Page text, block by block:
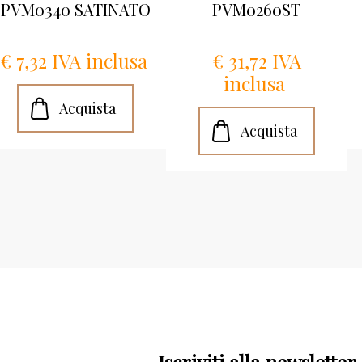
PVM0340 SATINATO
€ 7,32 IVA inclusa
PVM0260ST
€ 31,72 IVA
inclusa